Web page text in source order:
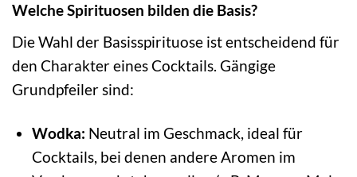
Welche Spirituosen bilden die Basis?
Die Wahl der Basisspirituose ist entscheidend für
den Charakter eines Cocktails. Gängige
Grundpfeiler sind:
Wodka: Neutral im Geschmack, ideal für
Cocktails, bei denen andere Aromen im